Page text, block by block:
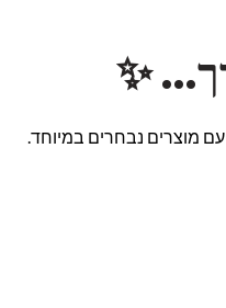
✨
מוצרים נבחרים במיוחד.